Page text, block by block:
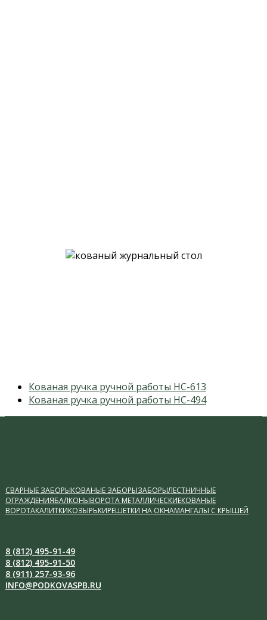
previous
post:
Кованая ручка ручной работы НС-613
next
Кованая ручка ручной работы НС-494
СВАРНЫЕ ЗАБОРЫКОВАНЫЕ ЗАБОРЫЗАБОРЫЛЕСТНИЧНЫЕ
ОГРАЖДЕНИЯБАЛКОНЫВОРОТА МЕТАЛЛИЧЕСКИЕКОВАНЫЕ
ВОРОТАКАЛИТКИКОЗЫРЬКИРЕШЕТКИ НА ОКНАМАНГАЛЫ С КРЫШЕЙ
8 (812) 495-91-49
8 (812) 495-91-50
8 (911) 257-93-96
INFO@PODKOVASPB.RU